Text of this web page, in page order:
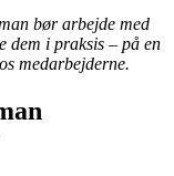
bør arbejde med
dem i praksis – på en
medarbejderne.